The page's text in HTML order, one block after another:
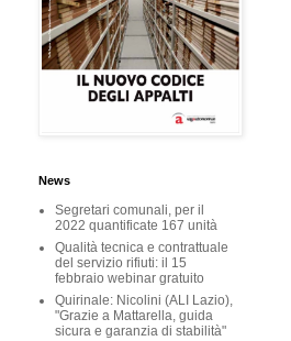
News
Segretari comunali, per il
2022 quantificate 167 unità
Qualità tecnica e contrattuale
del servizio rifiuti: il 15
febbraio webinar gratuito
Quirinale: Nicolini (ALI Lazio),
"Grazie a Mattarella, guida
sicura e garanzia di stabilità"